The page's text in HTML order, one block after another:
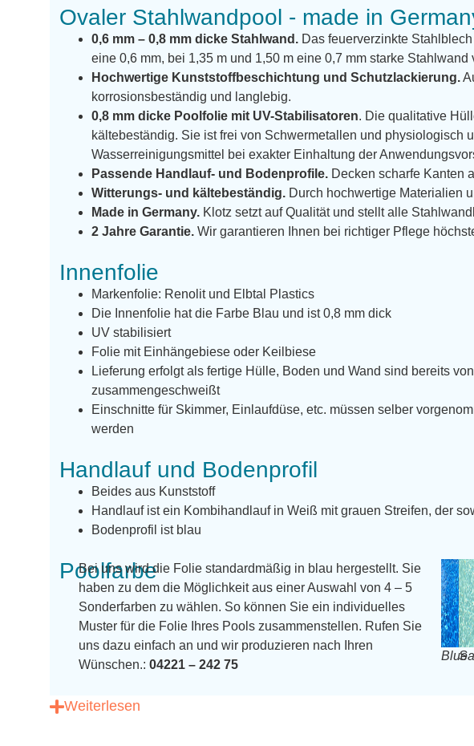
Ovaler Stahlwandpool - made in
0,6 mm – 0,8 mm dicke Stahlwand. Das feuerverzinkte
eine 0,6 mm, bei 1,35 m und 1,50 m eine 0,7 mm starke Stahlwand
Hochwertige Kunststoffbeschichtung und Schutzlackierung.
korrosionsbeständig und langlebig.
0,8 mm dicke Poolfolie mit UV-Stabilisatoren. Die qualitative
kältebeständig. Sie ist frei von Schwermetallen und
Wasserreinigungsmittel bei exakter Einhaltung der
Passende Handlauf- und Bodenprofile. Decken scharfe Kanten
Witterungs- und kältebeständig. Durch hochwertige Materialien
Made in Germany. Klotz setzt auf Qualität und stellt alle
2 Jahre Garantie. Wir garantieren Ihnen bei richtiger Pflege
Innenfolie
Markenfolie: Renolit und Elbtal Plastics
Die Innenfolie hat die Farbe Blau und ist 0,8 mm dick
UV stabilisiert
Folie mit Einhängebiese oder Keilbiese
Lieferung erfolgt als fertige Hülle, Boden und Wand sind bereits
zusammengeschweißt
Einschnitte für Skimmer, Einlaufdüse, etc. müssen selber
werden
Handlauf und Bodenprofil
Beides aus Kunststoff
Handlauf ist ein Kombihandlauf in Weiß mit grauen Streifen, der
Bodenprofil ist blau
Poolfarbe
Bei uns wird die Folie standardmäßig in blau hergestellt. Sie
haben zu dem die Möglichkeit aus einer Auswahl von 4 – 5
Sonderfarben zu wählen. So können Sie ein individuelles
Muster für die Folie Ihres Pools zusammenstellen. Rufen Sie
uns dazu einfach an und wir produzieren nach Ihren
Wünschen.:04221 – 242 75
Blue
Weiterlesen